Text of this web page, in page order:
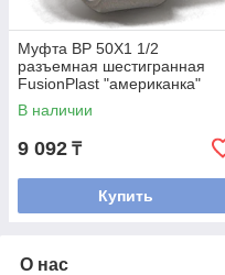
Муфта ВР 50Х1 1/2
разъемная шестигранная
FusionPlast "американка"
В наличии
9 092 ₸
Купить
О нас